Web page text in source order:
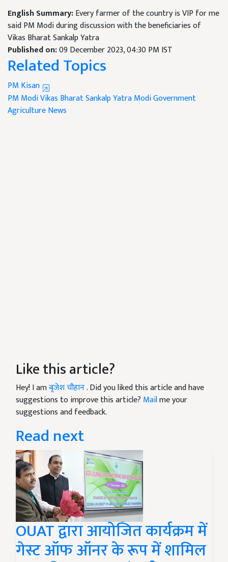
English Summary:Every farmer of the country is VIP for me
said PM Modi during discussion with the beneficiaries of
Vikas Bharat Sankalp Yatra
Published on:09 December 2023, 04:30 PM IST
Related Topics
PM Kisan
PM ModiVikas Bharat Sankalp YatraModi Government
Agriculture News
Like this article?
Hey! I amबृजेश चौहान. Did you liked this article and have
suggestions to improve this article? Mailme your
suggestions and feedback.
Read next
OUAT द्वारा आयोजित कार्यक्रम में
गेस्ट ऑफ ऑनर के रूप में शामिल